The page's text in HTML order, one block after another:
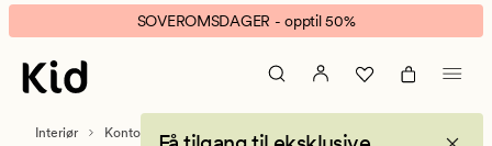
Clean
binders
multi
banner.
Klikk
ESCAPE
SOVEROMSDAGER - opptil 50%
Interiør Kontorrekvisita Penner & Blyanter